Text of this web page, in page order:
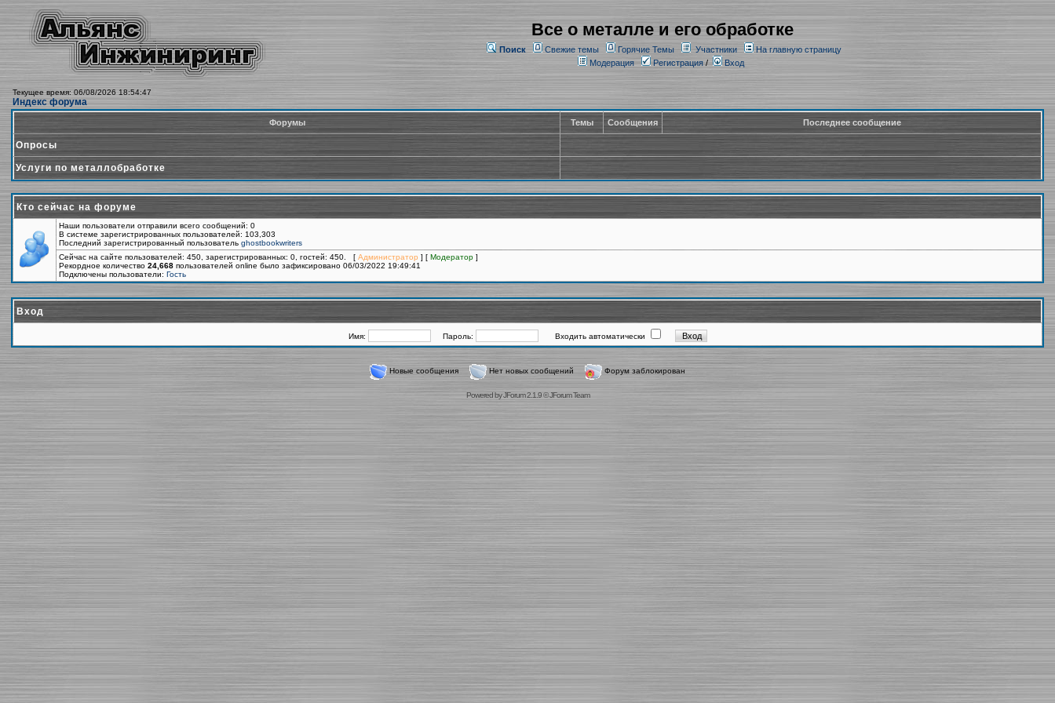
Все о металле и его обработке
Поиск Свежие темы Горячие Темы Участники
На главную страницу
Модерация
Регистрация/ Вход
Текущее время: 06/08/2026 18:54:47
Индекс форума
Форумы Темы Сообщения Последнее сообщение
Опросы
Услуги по металлобработке
Кто сейчас на форуме
Наши пользователи отправили всего сообщений: 0
В системе зарегистрированных пользователей: 103,303
Последний зарегистрированный пользователь ghostbookwriters
Сейчас на сайте пользователей: 450, зарегистрированных: 0, гостей: 450. [ Администратор ] [ Модератор ]
Рекордное количество 24,668 пользователей online было зафиксировано 06/03/2022 19:49:41
Подключены пользователи: Гость
Вход
Имя: Пароль: Входить автоматически
Новые сообщения Нет новых сообщений Форум заблокирован
Powered byJForum 2.1.9©JForum Team